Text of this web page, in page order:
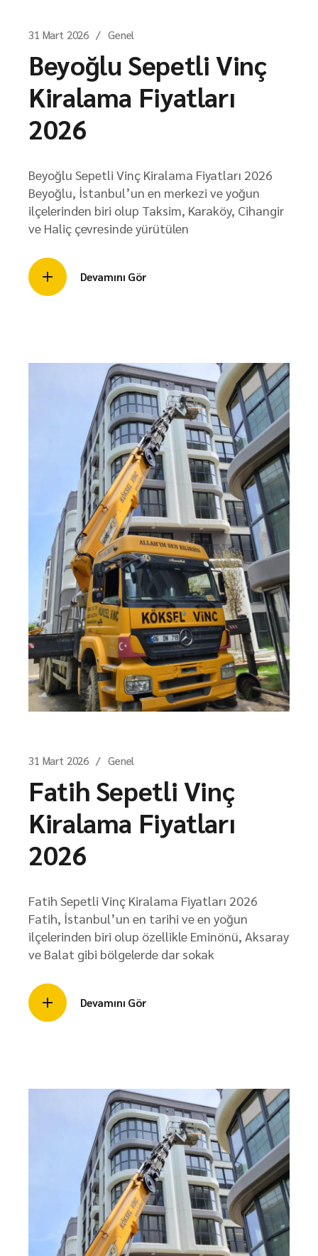
31 Mart 2026 Genel
Beyoğlu Sepetli Vinç
Kiralama Fiyatları
2026
Beyoğlu Sepetli Vinç Kiralama Fiyatları 2026
Beyoğlu, İstanbul’un en merkezi ve yoğun
ilçelerinden biri olup Taksim, Karaköy, Cihangir
ve Haliç çevresinde yürütülen
Devamını Gör
31 Mart 2026 Genel
Fatih Sepetli Vinç
Kiralama Fiyatları
2026
Fatih Sepetli Vinç Kiralama Fiyatları 2026
Fatih, İstanbul’un en tarihi ve en yoğun
ilçelerinden biri olup özellikle Eminönü, Aksaray
ve Balat gibi bölgelerde dar sokak
Devamını Gör